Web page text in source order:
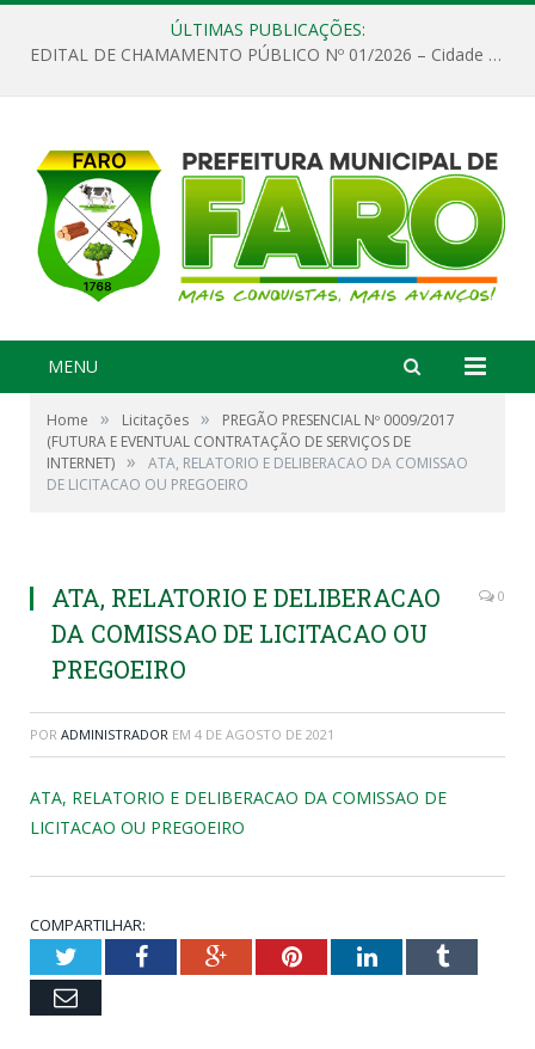
ÚLTIMAS PUBLICAÇÕES:
EDITAL DE CHAMAMENTO PÚBLICO Nº 01/2026 – Cidade de Faro
MENU
Home » Licitações »
PREGÃO PRESENCIAL Nº 0009/2017
(FUTURA E EVENTUAL CONTRATAÇÃO DE SERVIÇOS DE
INTERNET) »
ATA, RELATORIO E DELIBERACAO DA COMISSAO
DE LICITACAO OU PREGOEIRO
ATA, RELATORIO E DELIBERACAO
DA COMISSAO DE LICITACAO OU
PREGOEIRO
0
POR ADMINISTRADOR EM 4 DE AGOSTO DE 2021
ATA, RELATORIO E DELIBERACAO DA COMISSAO DE
LICITACAO OU PREGOEIRO
COMPARTILHAR:
TwitterFacebookGoogle+PinterestLinkedInTumblr
Email